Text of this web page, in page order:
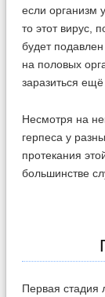
если организм
то этот вирус,
будет
на половых
заразиться
Несмотря на
герпеса у
протекания
большинстве
Первая стадия